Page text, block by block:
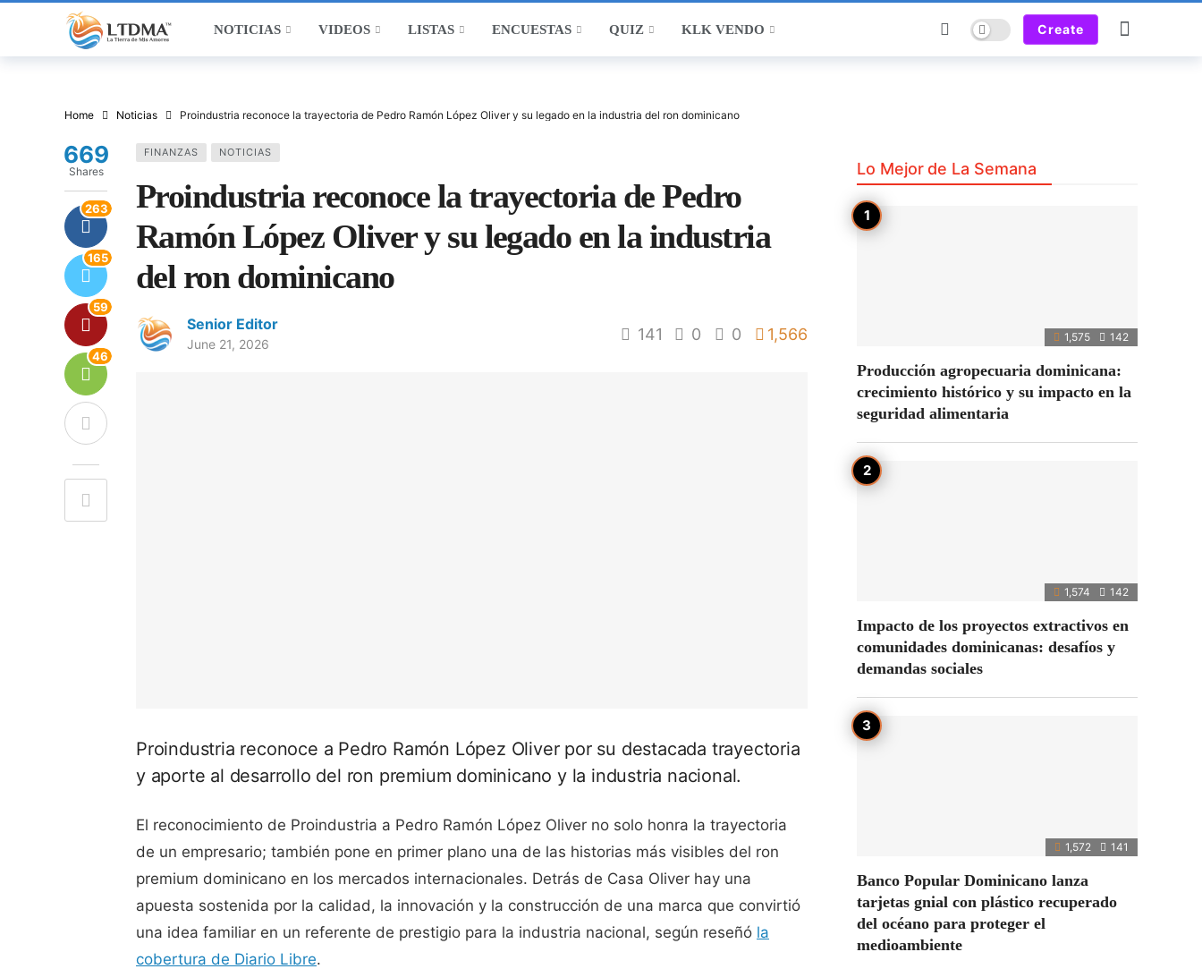
NOTICIAS VIDEOS LISTAS ENCUESTAS QUIZ KLK VENDO Dark mode Create
Home Noticias Proindustria reconoce la trayectoria de Pedro Ramón López Oliver y su legado en la industria del ron dominicano
FINANZAS NOTICIAS
Proindustria reconoce la trayectoria de Pedro
Ramón López Oliver y su legado en la industria
del ron dominicano
Senior Editor
June 21, 2026
141 0 0 1,566
669
Shares
263
165
59
46
Proindustria reconoce a Pedro Ramón López Oliver por su destacada trayectoria
y aporte al desarrollo del ron premium dominicano y la industria nacional.
El reconocimiento de Proindustria a Pedro Ramón López Oliver no solo honra la trayectoria
de un empresario; también pone en primer plano una de las historias más visibles del ron
premium dominicano en los mercados internacionales. Detrás de Casa Oliver hay una
apuesta sostenida por la calidad, la innovación y la construcción de una marca que convirtió
una idea familiar en un referente de prestigio para la industria nacional, según reseñó la
cobertura de Diario Libre.
Lo Mejor de La Semana
1,575 142
Producción agropecuaria dominicana:
crecimiento histórico y su impacto en la
seguridad alimentaria
1,574 142
Impacto de los proyectos extractivos en
comunidades dominicanas: desafíos y
demandas sociales
1,572 141
Banco Popular Dominicano lanza
tarjetas gnial con plástico recuperado
del océano para proteger el
medioambiente